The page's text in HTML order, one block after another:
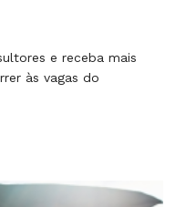
e receba mais
às vagas do